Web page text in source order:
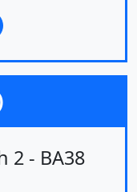
2 - BA38